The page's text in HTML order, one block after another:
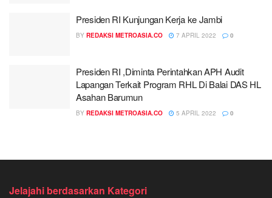
Presiden RI Kunjungan Kerja ke Jambi
BY REDAKSI METROASIA.CO 7 APRIL 2022 0
Presiden RI ,Diminta Perintahkan APH Audit
Lapangan Terkait Program RHL Di Balai DAS HL
Asahan Barumun
BY REDAKSI METROASIA.CO 5 APRIL 2022 0
Jelajahi berdasarkan Kategori